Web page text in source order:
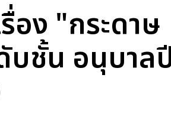
อง "กระดาษ
บชั้น อนุบาล